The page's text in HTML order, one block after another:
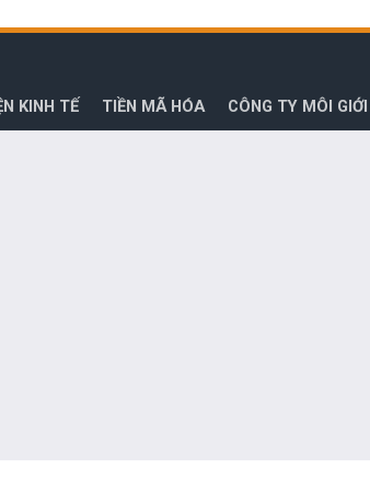
KINH TẾ TIỀN MÃ HÓA CÔNG TY MÔI GIỚI